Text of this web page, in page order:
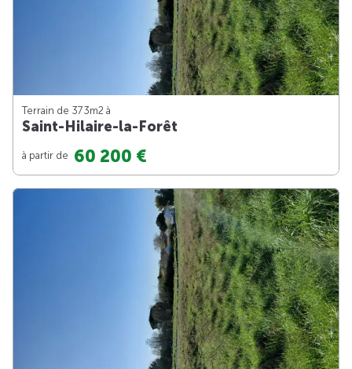
Terrain de 373m2 à
Saint-Hilaire-la-Forêt
à partir de 60 200 €